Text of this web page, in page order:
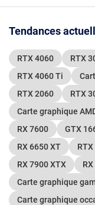
Tendances
RTX 4060 RTX
RTX 4060 Ti
RTX 2060
RTX
Carte graphique
RX 7600
GTX
RX 6650 XT
RX 7900 XTX
Carte graphique
Carte graphique